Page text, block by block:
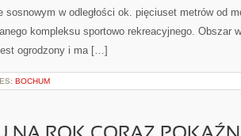
sosnowym w odległości ok. pięciuset metrów od
kompleksu sportowo rekreacyjnego. Obszar
ogrodzony i ma […]
BOCHUM